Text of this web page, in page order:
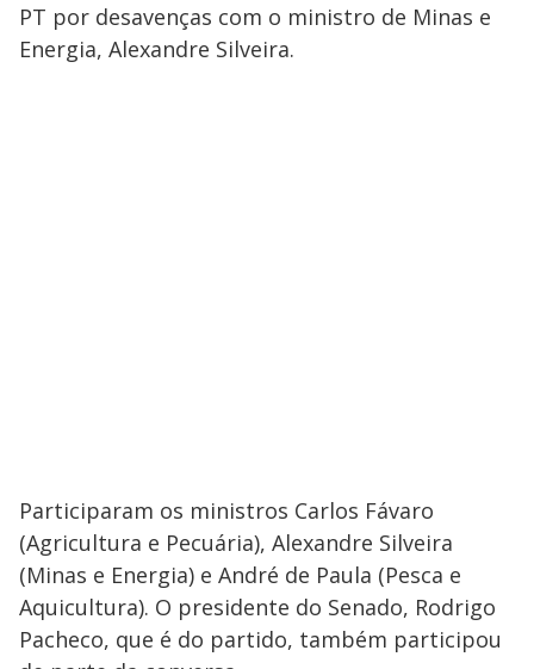
PT por desavenças com o ministro de Minas e
Energia, Alexandre Silveira.
Participaram os ministros Carlos Fávaro
(Agricultura e Pecuária), Alexandre Silveira
(Minas e Energia) e André de Paula (Pesca e
Aquicultura). O presidente do Senado, Rodrigo
Pacheco, que é do partido, também participou